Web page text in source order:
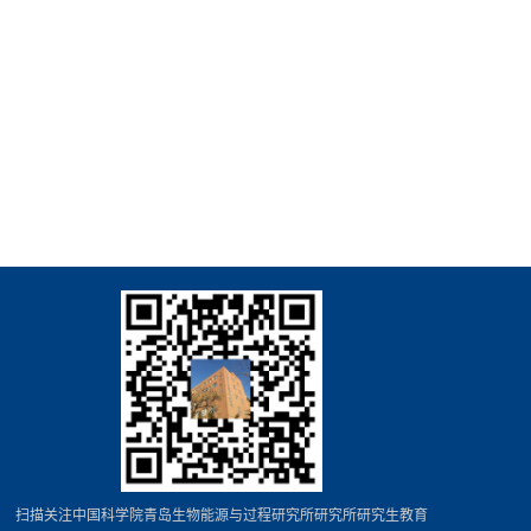
扫描关注中国科学院青岛生物能源与过程研究所研究所研究生教育